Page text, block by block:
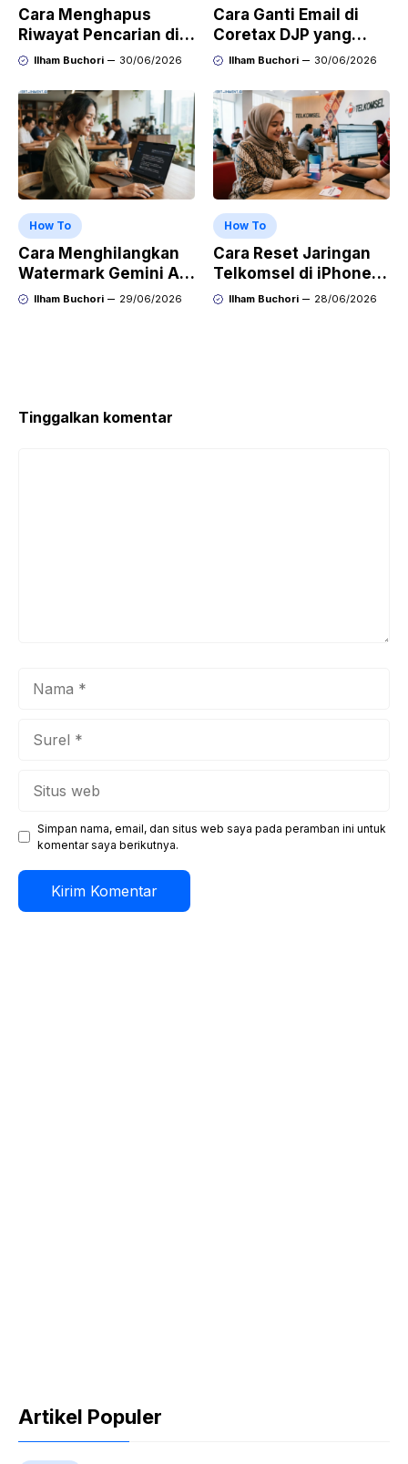
Cara Menghapus
Riwayat Pencarian di
Play Store di HP
OPPO, dan Vivo
Ilham Buchori 30/06/2026
Cara Ganti Email di
Coretax DJP yang
Sudah Tidak Aktif
Ilham Buchori 30/06/2026
How To
Cara Menghilangkan
Watermark Gemini AI
dengan Mudah Hasil
Ilham Buchori 29/06/2026
How To
Cara Reset Jaringan
Telkomsel di iPhone
agar Koneksi Stabil
Ilham Buchori 28/06/2026
Tinggalkan komentar
Simpan nama, email, dan situs web saya pada peramban ini untuk
komentar saya berikutnya.
Artikel Populer